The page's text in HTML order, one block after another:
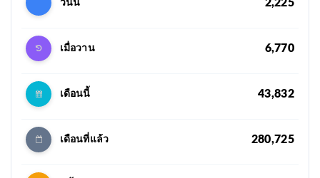
วันนี้ 2,225
เมื่อวาน 6,770
เดือนนี้ 43,832
เดือนที่แล้ว 280,725